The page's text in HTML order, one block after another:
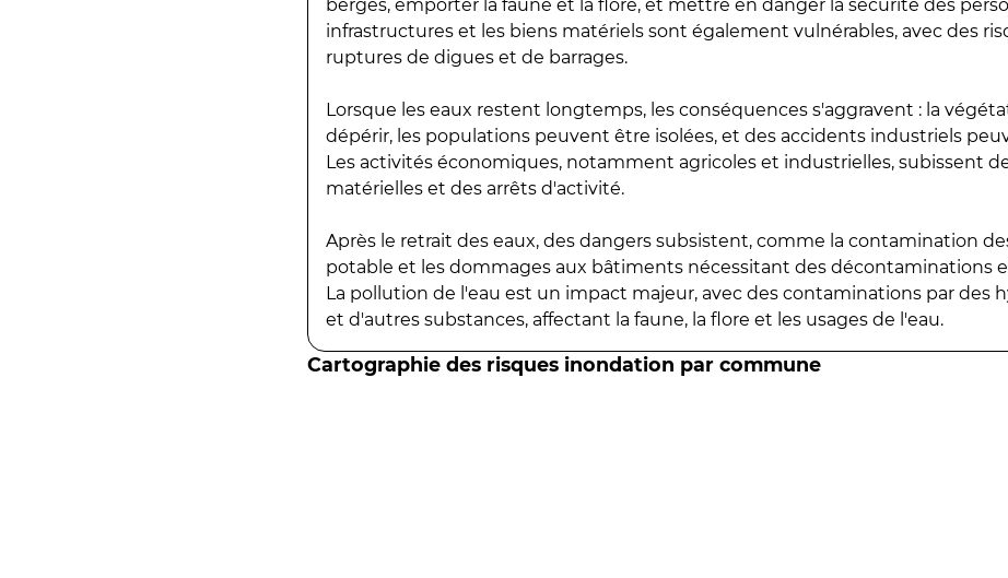
berges, emporter la faune et la flore, et mettre en danger la sécurité des
infrastructures et les biens matériels sont également vulnérables, avec des
ruptures de digues et de barrages.
Lorsque les eaux restent longtemps, les conséquences s'aggravent : la
dépérir, les populations peuvent être isolées, et des accidents industriels
Les activités économiques, notamment agricoles et industrielles, subissent
matérielles et des arrêts d'activité.
Après le retrait des eaux, des dangers subsistent, comme la contamination
potable et les dommages aux bâtiments nécessitant des décontaminations
La pollution de l'eau est un impact majeur, avec des contaminations par des
et d'autres substances, affectant la faune, la flore et les usages de l'eau.
Cartographie des risques inondation par commune